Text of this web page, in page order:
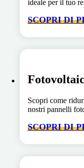
ideale per il tuo
SCOPRI DI
Scopri come
nostri pannelli
SCOPRI DI